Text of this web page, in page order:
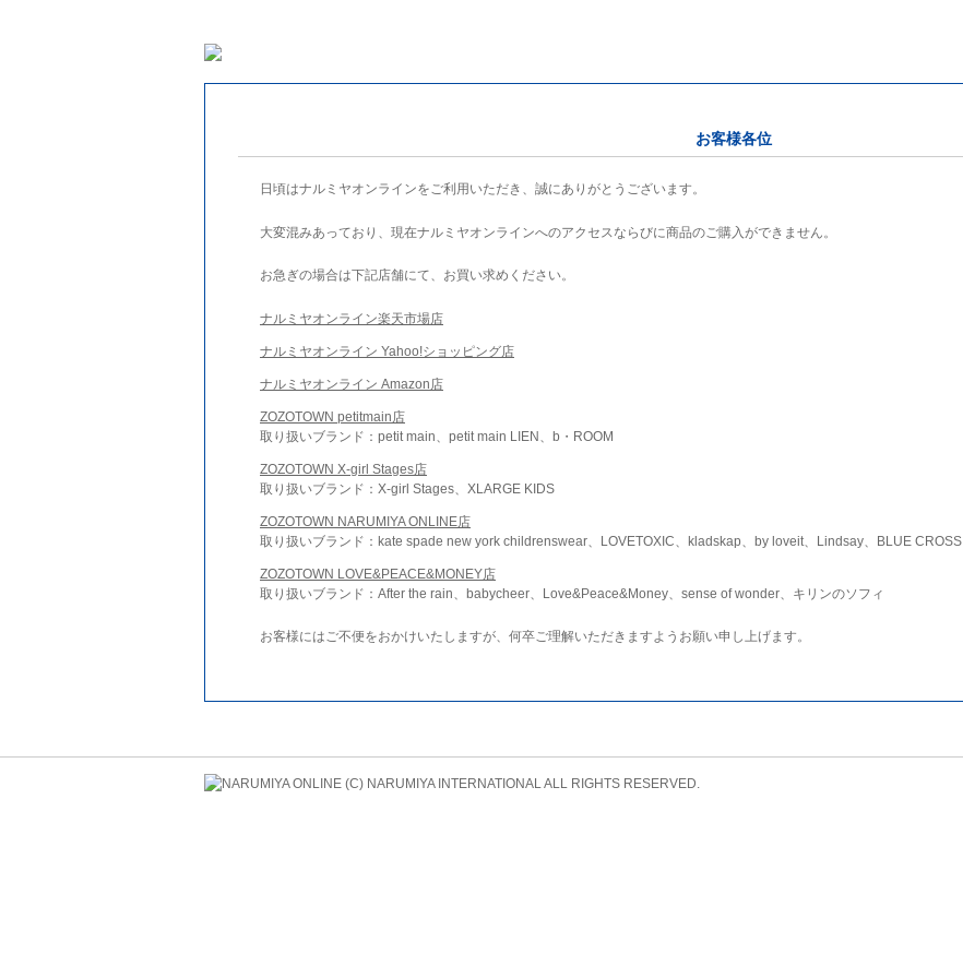
お客様各位
日頃はナルミヤオンラインをご利用いただき、誠にありがとうございます。
大変混みあっており、現在ナルミヤオンラインへのアクセスならびに商品のご購入ができません。
お急ぎの場合は下記店舗にて、お買い求めください。
ナルミヤオンライン楽天市場店
ナルミヤオンライン Yahoo!ショッピング店
ナルミヤオンライン Amazon店
ZOZOTOWN petitmain店
取り扱いブランド：petit main、petit main LIEN、b・ROOM
ZOZOTOWN X-girl Stages店
取り扱いブランド：X-girl Stages、XLARGE KIDS
ZOZOTOWN NARUMIYA ONLINE店
取り扱いブランド：kate spade new york childrenswear、LOVETOXIC、kladskap、by loveit、Lindsay、BLUE CROSS
ZOZOTOWN LOVE&PEACE&MONEY店
取り扱いブランド：After the rain、babycheer、Love&Peace&Money、sense of wonder、キリンのソフィ
お客様にはご不便をおかけいたしますが、何卒ご理解いただきますようお願い申し上げます。